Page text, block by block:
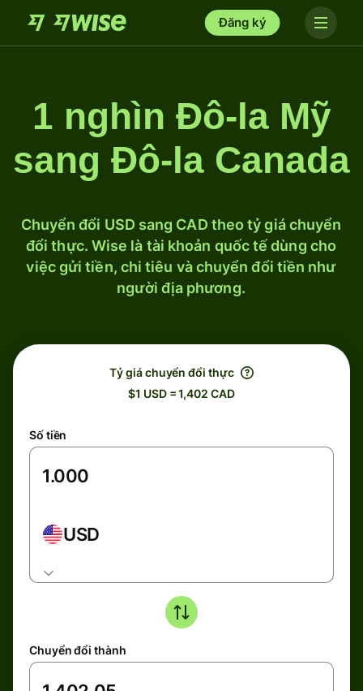
Đăng ký
1 nghìn Đô-la Mỹ
sang Đô-la Canada
Chuyển đổi USD sang CAD theo tỷ giá chuyển
đổi thực. Wise là tài khoản quốc tế dùng cho
việc gửi tiền, chi tiêu và chuyển đổi tiền như
người địa phương.
Tỷ giá chuyển đổi thực
$1 USD = 1,402 CAD
Số tiền
USD
Chuyển đổi thành